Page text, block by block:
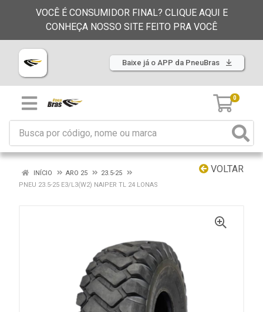
VOCÊ É CONSUMIDOR FINAL? CLIQUE AQUI E
CONHEÇA NOSSO SITE FEITO PRA VOCÊ
Baixe já o APP da PneuBras
0
VOLTAR
INÍCIO ARO 25
23.5-25
PNEU 23.5-25 E3/L3(W2) NAIPER TL 24 LONAS